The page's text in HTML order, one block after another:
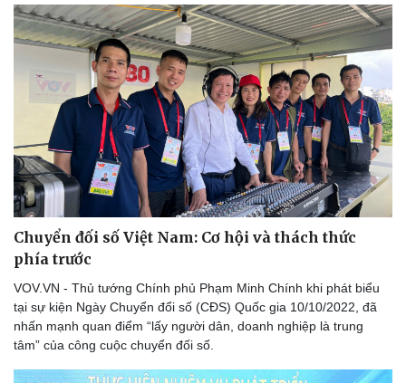
Sức khỏe
Dinh dưỡng - món ngon
Cây thuốc
Sản phụ khoa
Nhi khoa
Nam khoa
Làm đẹp - giảm cân
Phòng mạch online
Ăn sạch sống khỏe
Đời sống
Nhà đẹp
Blog
Tình yêu - Gia đình
Chuyển đối số Việt Nam: Cơ hội và thách thức
phía trước
VOV.VN - Thủ tướng Chính phủ Phạm Minh Chính khi phát biểu
tại sự kiện Ngày Chuyển đổi số (CĐS) Quốc gia 10/10/2022, đã
nhấn mạnh quan điểm “lấy người dân, doanh nghiệp là trung
tâm” của công cuộc chuyển đối số.